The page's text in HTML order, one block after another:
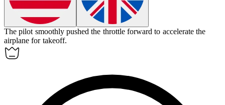
The pilot smoothly pushed the throttle forward to accelerate the
airplane for takeoff.